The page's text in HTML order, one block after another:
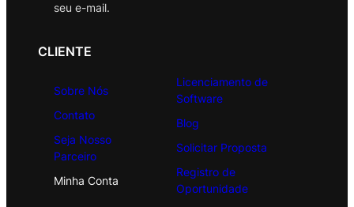
seu e-mail.
CLIENTE
Sobre Nós
Contato
Seja Nosso
Parceiro
Minha Conta
Licenciamento de
Software
Blog
Solicitar Proposta
Registro de
Oportunidade